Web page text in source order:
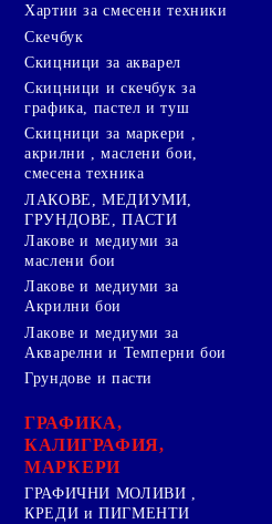
Хартии за смесени техники
Скечбук
Скицници за акварел
Скицници и скечбук за
графика, пастел и туш
Скицници за маркери ,
акрилни , маслени бои,
смесена техника
ЛАКОВЕ, МЕДИУМИ,
ГРУНДОВЕ, ПАСТИ
Лакове и медиуми за
маслени бои
Лакове и медиуми за
Акрилни бои
Лакове и медиуми за
Акварелни и Темперни бои
Грундове и пасти
ГРАФИКА,
КАЛИГРАФИЯ,
МАРКЕРИ
ГРАФИЧНИ МОЛИВИ ,
КРЕДИ и ПИГМЕНТИ